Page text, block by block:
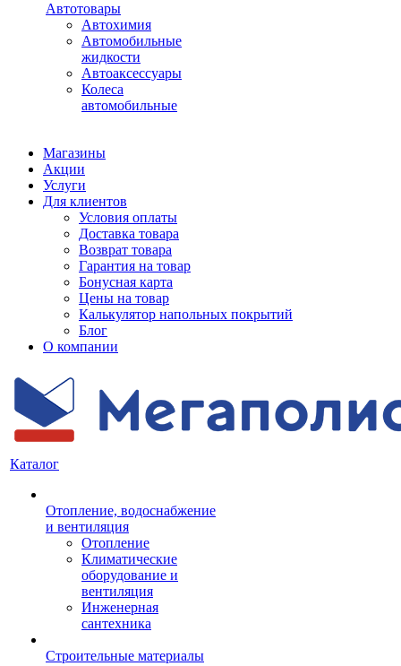
Автотовары
Автохимия
Автомобильные
жидкости
Автоаксессуары
Колеса
автомобильные
Магазины
Акции
Услуги
Для клиентов
Условия оплаты
Доставка товара
Возврат товара
Гарантия на товар
Бонусная карта
Цены на товар
Калькулятор напольных покрытий
Блог
О компании
Каталог
Отопление, водоснабжение
и вентиляция
Отопление
Климатические
оборудование и
вентиляция
Инженерная
сантехника
Строительные материалы